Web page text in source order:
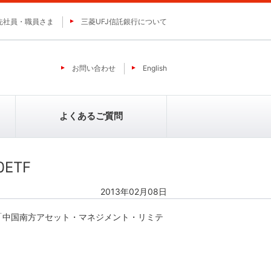
2013年02月08日
国南方アセット・マネジメント・リミテ
社員・職員さま 三菱UFJ信託銀行について
お問い合わせ English
ＹＣＰホールディングス（グロー
よくあるご質問